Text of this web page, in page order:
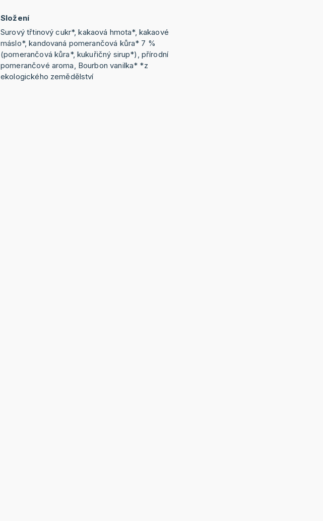
Složení
Surový třtinový cukr*, kakaová hmota*, kakaové
máslo*, kandovaná pomerančová kůra* 7 %
(pomerančová kůra*, kukuřičný sirup*), přírodní
pomerančové aroma, Bourbon vanilka* *z
ekologického zemědělství